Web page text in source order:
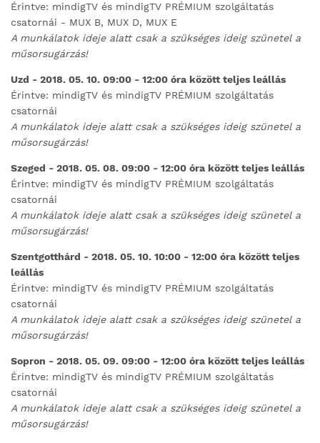
Érintve: mindigTV és mindigTV PRÉMIUM szolgáltatás
csatornái - MUX B, MUX D, MUX E
A munkálatok ideje alatt csak a szükséges ideig szünetel a
műsorsugárzás!
Uzd - 2018. 05. 10. 09:00 - 12:00 óra között teljes leállás
Érintve: mindigTV és mindigTV PRÉMIUM szolgáltatás
csatornái
A munkálatok ideje alatt csak a szükséges ideig szünetel a
műsorsugárzás!
Szeged - 2018. 05. 08. 09:00 - 12:00 óra között teljes leállás
Érintve: mindigTV és mindigTV PRÉMIUM szolgáltatás
csatornái
A munkálatok ideje alatt csak a szükséges ideig szünetel a
műsorsugárzás!
Szentgotthárd - 2018. 05. 10. 10:00 - 12:00 óra között teljes
leállás
Érintve: mindigTV és mindigTV PRÉMIUM szolgáltatás
csatornái
A munkálatok ideje alatt csak a szükséges ideig szünetel a
műsorsugárzás!
Sopron - 2018. 05. 09. 09:00 - 12:00 óra között teljes leállás
Érintve: mindigTV és mindigTV PRÉMIUM szolgáltatás
csatornái
A munkálatok ideje alatt csak a szükséges ideig szünetel a
műsorsugárzás!